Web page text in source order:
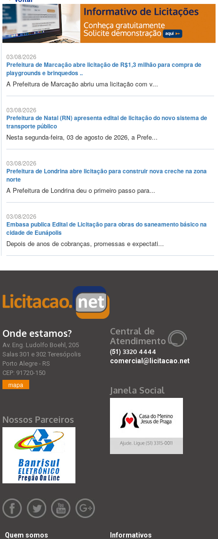
03/08/2026
Prefeitura de Marcação abre licitação de R$1,3 milhão para compra de
playgrounds e brinquedos ..
A Prefeitura de Marcação abriu uma licitação com v...
03/08/2026
Prefeitura de Natal (RN) apresenta edital de licitação do novo sistema de
transporte público
Nesta segunda-feira, 03 de agosto de 2026, a Prefe...
03/08/2026
Prefeitura de Londrina abre licitação para construir nova creche na zona
norte
A Prefeitura de Londrina deu o primeiro passo para...
03/08/2026
Embasa publica Edital de Licitação para obras do saneamento básico na
cidade de Eunápolis
Depois de anos de cobranças, promessas e expectati...
Onde estamos?
Av. Eng. Ludolfo Boehl, 205
Salas 301 e 302 Teresópolis
Porto Alegre - RS
CEP: 91720-150
mapa
Nossos Parceiros
Central de
Atendimento
(51) 3320 4444
comercial@licitacao.net
Janela Social
Quem somos Informativos